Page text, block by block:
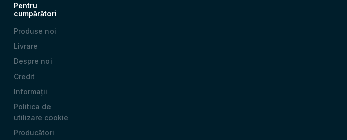
Pentru
cumpărători
Produse noi
Livrare
Despre noi
Credit
Informații
Politica de
utilizare cookie
Producători